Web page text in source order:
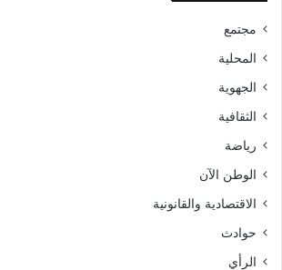
مجتمع
المحلية
الجهوية
الثقافية
رياضة
الوطن الآن
الاقتصادية والقانونية
حوادث
الرأي